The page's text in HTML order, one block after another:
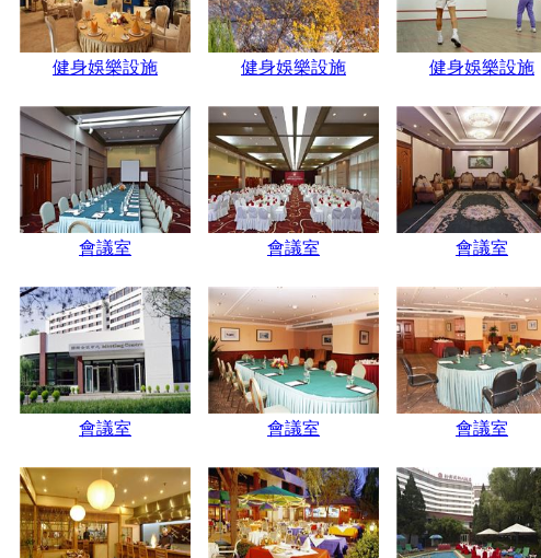
健身娛樂設施 健身娛樂設施 健身娛樂設施
會議室 會議室 會議室
會議室 會議室 會議室